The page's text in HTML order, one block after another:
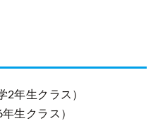
2年生クラス）
生クラス）